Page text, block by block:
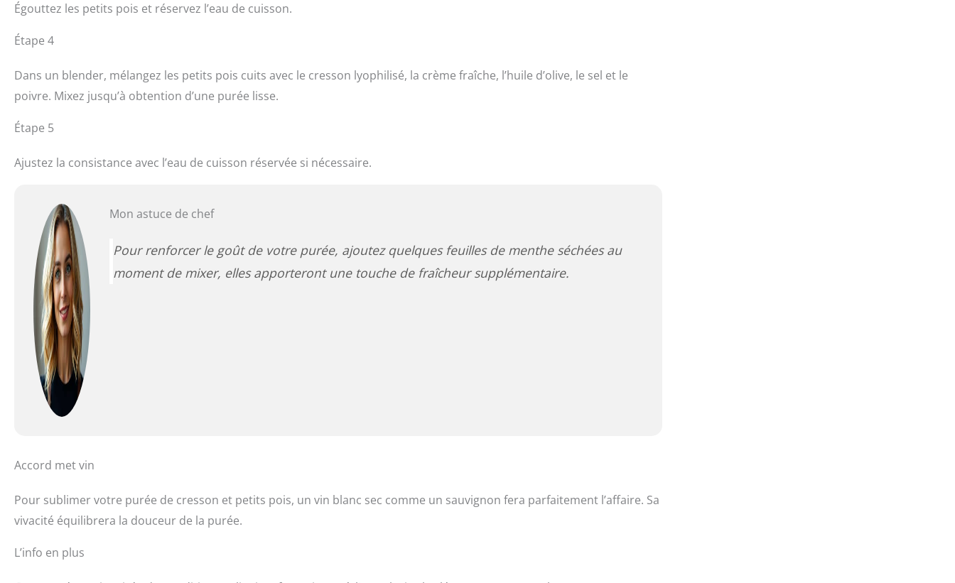
Égouttez les petits pois et réservez l’eau de cuisson.
Étape 4
Dans un blender, mélangez les petits pois cuits avec le cresson lyophilisé, la crème fraîche, l’huile d’olive, le sel et le
poivre. Mixez jusqu’à obtention d’une purée lisse.
Étape 5
Ajustez la consistance avec l’eau de cuisson réservée si nécessaire.
Mon astuce de chef
Pour renforcer le goût de votre purée, ajoutez quelques feuilles de menthe séchées au
moment de mixer, elles apporteront une touche de fraîcheur supplémentaire.
Accord met vin
Pour sublimer votre purée de cresson et petits pois, un vin blanc sec comme un sauvignon fera parfaitement l’affaire. Sa
vivacité équilibrera la douceur de la purée.
L’info en plus